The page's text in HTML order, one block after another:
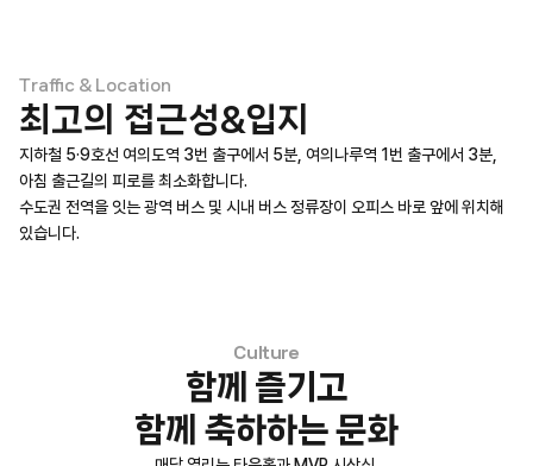
Traffic & Location
최고의 접근성&입지
지하철 5·9호선 여의도역 3번 출구에서 5분, 여의나루역 1번 출구에서 3분,
아침 출근길의 피로를 최소화합니다.
수도권 전역을 잇는 광역 버스 및 시내 버스 정류장이 오피스 바로 앞에 위치해
있습니다.
도보 1분
The Hyundai Seoul
'더현대 서울'이 바로 옆에 위치하여, 점심시간이나 퇴근 후 언제든 최신
트렌드를 직접 경험하고 미식을 즐길 수 있습니다.
도보 5분
Yeouido Hangang Park
업무 중 휴식이 필요할 때 5분 거리의 한강공원을 산책하며 에너지를
충전합니다.
Culture
함께 즐기고
함께 축하하는 문화